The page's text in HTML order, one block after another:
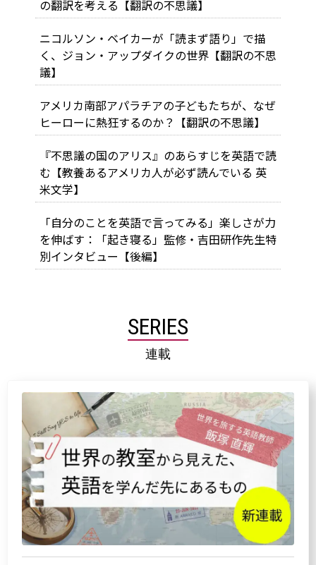
の翻訳を考える【翻訳の不思議】
ニコルソン・ベイカーが「読まず語り」で描
く、ジョン・アップダイクの世界【翻訳の不思
議】
アメリカ南部アパラチアの子どもたちが、なぜ
ヒーローに熱狂するのか？【翻訳の不思議】
『不思議の国のアリス』のあらすじを英語で読
む【教養あるアメリカ人が必ず読んでいる 英
米文学】
「自分のことを英語で言ってみる」楽しさが力
を伸ばす：「起き寝る」監修・吉田研作先生特
別インタビュー【後編】
SERIES
連載